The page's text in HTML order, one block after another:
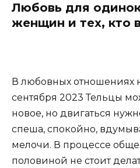
Любовь для
женщин и тех, кто
В любовных отношениях
сентября 2023 Тельцы
новое, но двигаться
спеша, спокойно,
мелочи. В процессе
половиной не стоит